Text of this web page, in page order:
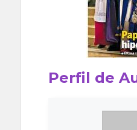
Perfil de